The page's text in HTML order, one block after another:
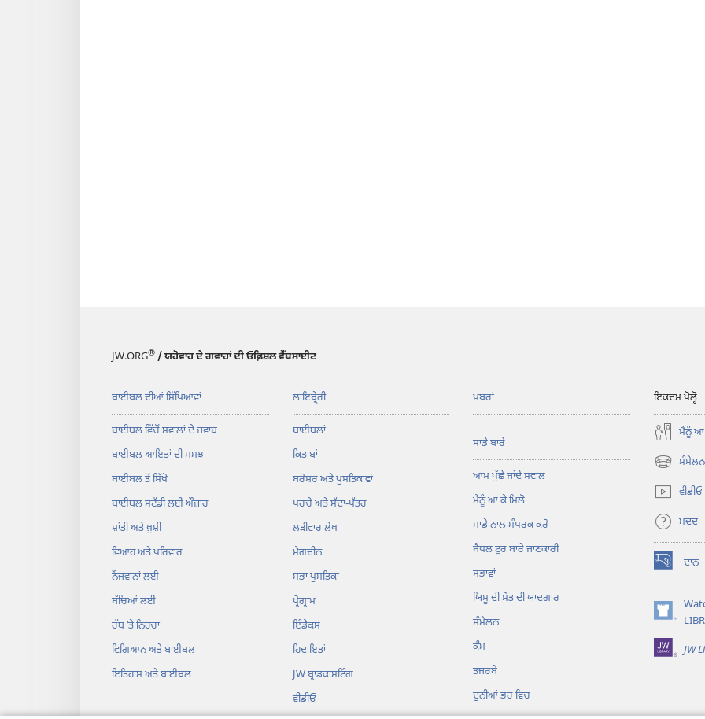
JW.ORG® / ਯਹੋਵਾਹ ਦੇ ਗਵਾਹਾਂ ਦੀ ਓਫ਼ਿਸ਼ਲ ਵੈੱਬਸਾਈਟ
ਬਾਈਬਲ ਦੀਆਂ ਸਿੱਖਿਆਵਾਂ
ਬਾਈਬਲ ਵਿੱਚੋਂ ਸਵਾਲਾਂ ਦੇ ਜਵਾਬ
ਬਾਈਬਲ ਆਇਤਾਂ ਦੀ ਸਮਝ
ਬਾਈਬਲ ਤੋਂ ਸਿੱਖੋ
ਬਾਈਬਲ ਸਟੱਡੀ ਲਈ ਔਜ਼ਾਰ
ਸ਼ਾਂਤੀ ਅਤੇ ਖ਼ੁਸ਼ੀ
ਵਿਆਹ ਅਤੇ ਪਰਿਵਾਰ
ਨੌਜਵਾਨਾਂ ਲਈ
ਬੱਚਿਆਂ ਲਈ
ਰੱਬ ʼਤੇ ਨਿਹਚਾ
ਵਿਗਿਆਨ ਅਤੇ ਬਾਈਬਲ
ਇਤਿਹਾਸ ਅਤੇ ਬਾਈਬਲ
ਲਾਇਬ੍ਰੇਰੀ
ਬਾਈਬਲਾਂ
ਕਿਤਾਬਾਂ
ਬਰੋਸ਼ਰ ਅਤੇ ਪੁਸਤਿਕਾਵਾਂ
ਪਰਚੇ ਅਤੇ ਸੱਦਾ-ਪੱਤਰ
ਲੜੀਵਾਰ ਲੇਖ
ਮੈਗਜ਼ੀਨ
ਸਭਾ ਪੁਸਤਿਕਾ
ਪ੍ਰੋਗ੍ਰਾਮ
ਇੰਡੈਕਸ
ਹਿਦਾਇਤਾਂ
JW ਬ੍ਰਾਡਕਾਸਟਿੰਗ
ਵੀਡੀਓ
ਖ਼ਬਰਾਂ
ਸਾਡੇ ਬਾਰੇ
ਆਮ ਪੁੱਛੇ ਜਾਂਦੇ ਸਵਾਲ
ਮੈਨੂੰ ਆ ਕੇ ਮਿਲੋ
ਸਾਡੇ ਨਾਲ ਸੰਪਰਕ ਕਰੋ
ਬੈਥਲ ਟੂਰ ਬਾਰੇ ਜਾਣਕਾਰੀ
ਸਭਾਵਾਂ
ਯਿਸੂ ਦੀ ਮੌਤ ਦੀ ਯਾਦਗਾਰ
ਸੰਮੇਲਨ
ਕੰਮ
ਤਜਰਬੇ
ਦੁਨੀਆਂ ਭਰ ਵਿਚ
ਇਕਦਮ ਖੋਲ੍ਹੋ
ਮੈਨੂੰ ਆ
ਸੰਮੇਲਨ
(opens
new ਵੀਡੀਓ
ਮਦਦ
ਦਾਨ
(opens
new
window)
(opens
new
window)
JW